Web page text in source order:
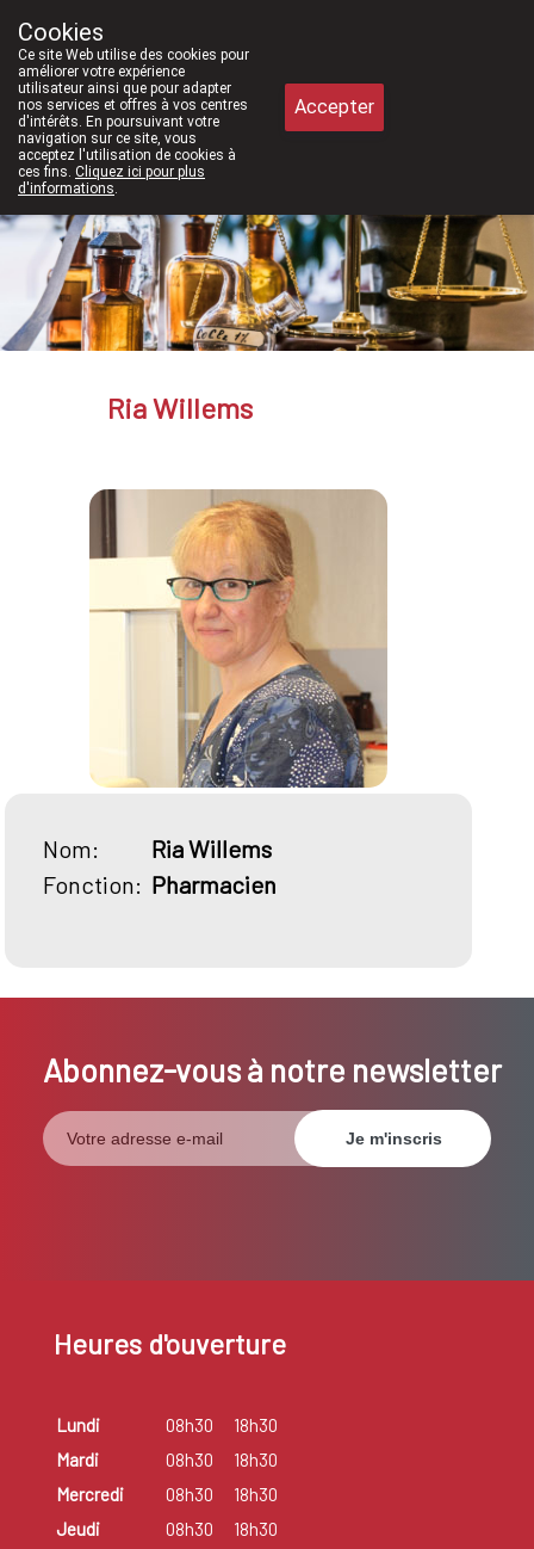
Aujourd'hui
Ria Willems
Nom:
Ria Willems
Fonction: Pharmacien
Abonnez-vous à notre newsletter
Heures d'ouverture
Lundi 08h30
18h30
Mardi
08h30
18h30
Mercredi
08h30
18h30
Jeudi
08h30
18h30
Cookies
Ce site Web utilise des cookies pour
améliorer votre expérience
utilisateur ainsi que pour adapter
nos services et offres à vos centres
d'intérêts. En poursuivant votre
navigation sur ce site, vous
acceptez l'utilisation de cookies à
ces fins. Cliquez ici pour plus
d'informations.
Accepter